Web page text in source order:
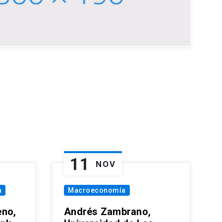
11 NOV
Macroeconomía
Andrés Zambrano,